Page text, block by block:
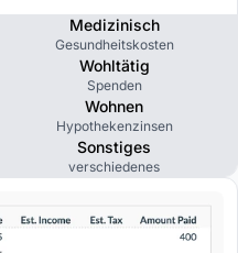
Medizinisch
Gesundheitskosten
Wohltätig
Spenden
Wohnen
Hypothekenzinsen
Sonstiges
verschiedenes